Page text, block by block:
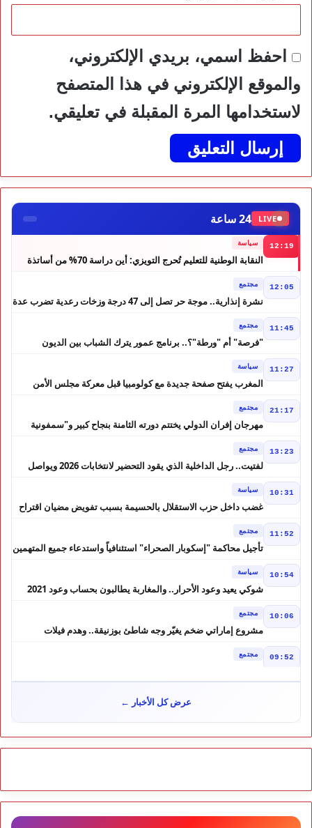
احفظ اسمي، بريدي الإلكتروني،
والموقع الإلكتروني في هذا المتصفح
لاستخدامها المرة المقبلة في تعليقي.
LIVE 24 ساعة
12:19 سياسة
النقابة الوطنية للتعليم تُحرج التويزي: أين دراسة 70% من أساتذة
12:05 مجتمع
نشرة إنذارية.. موجة حر تصل إلى 47 درجة وزخات رعدية تضرب عدة
11:45 مجتمع
"فرصة" أم "ورطة"؟.. برنامج عمور يترك الشباب بين الديون
11:27 سياسة
المغرب يفتح صفحة جديدة مع كولومبيا قبل معركة مجلس الأمن
21:17 مجتمع
مهرجان إفران الدولي يختتم دورته الثامنة بنجاح كبير و"سمفونية
13:23 مجتمع
لفتيت.. رجل الداخلية الذي يقود التحضير لانتخابات 2026 ويواصل
10:31 سياسة
غضب داخل حزب الاستقلال بالحسيمة بسبب تفويض مضيان اقتراح
11:52 مجتمع
تأجيل محاكمة "إسكوبار الصحراء" استئنافياً واستدعاء جميع المتهمين
10:54 سياسة
شوكي يعيد وعود الأحرار.. والمغاربة يطالبون بحساب وعود 2021
10:06 مجتمع
مشروع إماراتي ضخم يغيّر وجه شاطئ بوزنيقة.. وهدم فيلات
09:52 مجتمع
الضحايا
المغرب
09:43 خارج الحدود
احتقان بمستشفى ابن سينا بسبب الأجور
رياضة
عرض كل الأخبار ←